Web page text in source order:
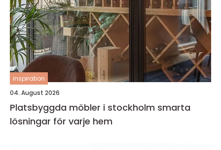
inspiration
04. August 2026
Platsbyggda möbler i stockholm smarta
lösningar för varje hem